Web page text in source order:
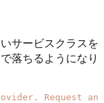
サービスクラスを
落ちるようになり
Request and